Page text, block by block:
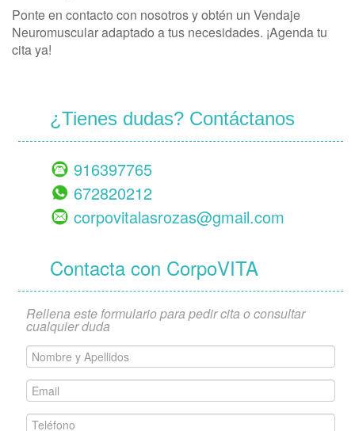
Ponte en contacto con nosotros y obtén un Vendaje
Neuromuscular adaptado a tus necesidades. ¡Agenda tu
cita ya!
¿Tienes dudas? Contáctanos
916397765
672820212
corpovitalasrozas@gmail.com
Contacta con CorpoVITA
Rellena este formulario para pedir cita o consultar
cualquier duda
Nombre
y
Apellidos
*Email
*